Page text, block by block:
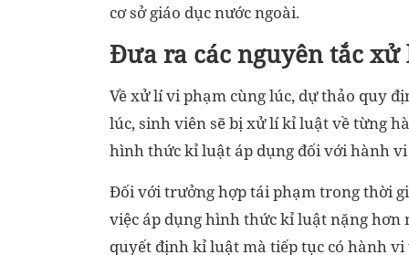
cơ sở giáo dục nước ngoài.
Đưa ra các nguyên tắc
Về xử lí vi phạm cùng lúc, dự thảo quy
lúc, sinh viên sẽ bị xử lí kỉ luật về từng
hình thức kỉ luật áp dụng đối với hành
Đối với trưởng hợp tái phạm trong thời
việc áp dụng hình thức kỉ luật nặng
quyết định kỉ luật mà tiếp tục có hành